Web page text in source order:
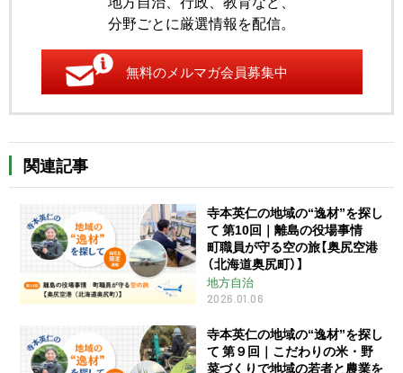
分野ごとに厳選情報を配信。
無料のメルマガ会員募集中
関連記事
寺本英仁の地域の“逸材”を探し
て 第10回｜離島の役場事情
町職員が守る空の旅【奥尻空港
（北海道奥尻町）】
地方自治
2026.01.06
寺本英仁の地域の“逸材”を探し
て 第９回｜こだわりの米・野
菜づくりで地域の若者と農業を